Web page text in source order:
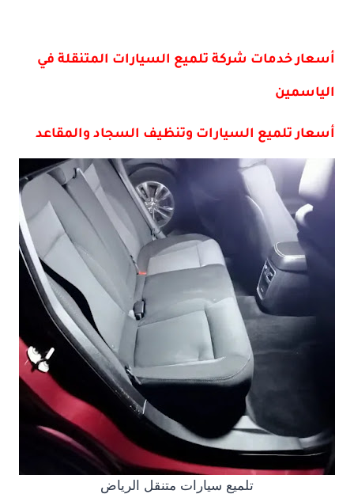
أسعار خدمات شركة تلميع السيارات المتنقلة في
الياسمين
أسعار تلميع السيارات وتنظيف السجاد والمقاعد
تلميع سيارات متنقل الرياض